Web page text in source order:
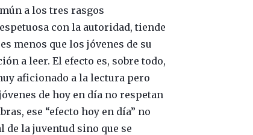
a los tres rasgos
con la autoridad, tiende
menos que los jóvenes de su
a leer. El efecto es, sobre todo,
aficionado a la lectura pero
de hoy en día no respetan
ese “efecto hoy en día” no
la juventud sino que se